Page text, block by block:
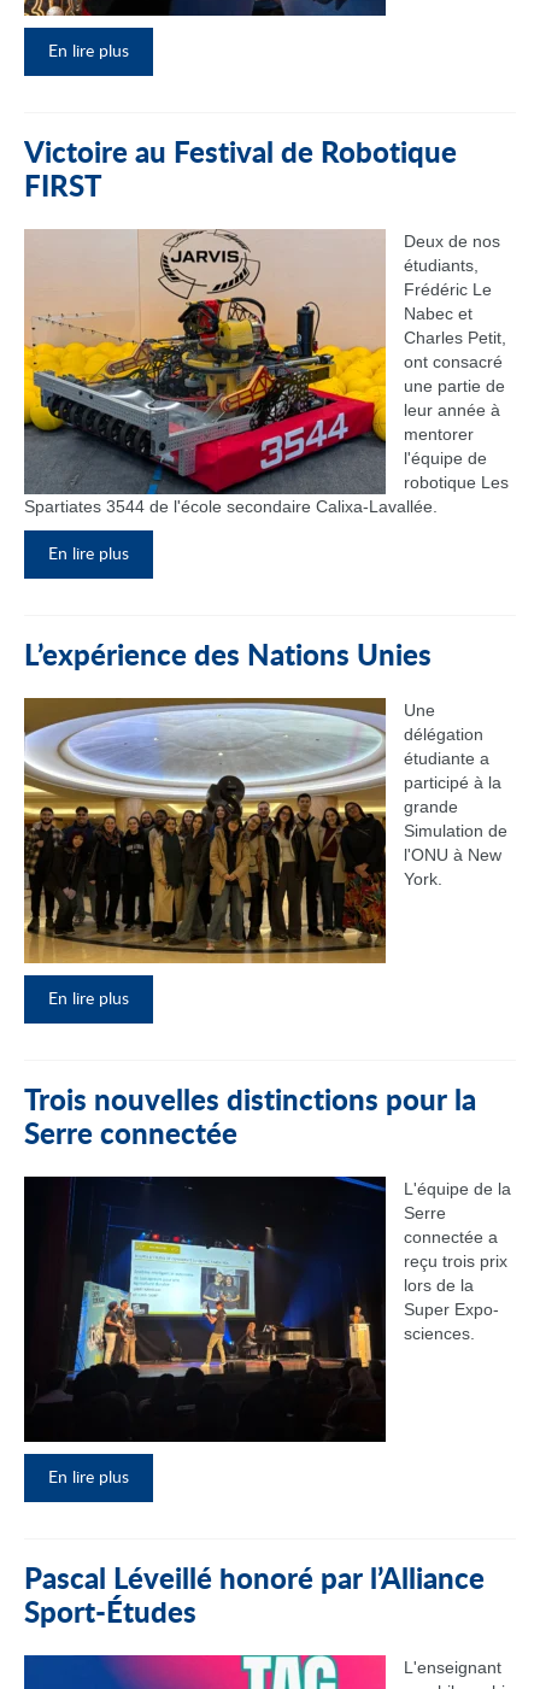
En lire plus
Victoire au Festival de Robotique
FIRST
Deux de nos
étudiants,
Frédéric Le
Nabec et
Charles Petit,
ont consacré
une partie de
leur année à
mentorer
l'équipe de
robotique Les
Spartiates 3544 de l'école secondaire Calixa-Lavallée.
En lire plus
L’expérience des Nations Unies
Une
délégation
étudiante a
participé à la
grande
Simulation de
l'ONU à New
York.
En lire plus
Trois nouvelles distinctions pour la
Serre connectée
L'équipe de la
Serre
connectée a
reçu trois prix
lors de la
Super Expo-
sciences.
En lire plus
Pascal Léveillé honoré par l’Alliance
Sport-Études
L'enseignant